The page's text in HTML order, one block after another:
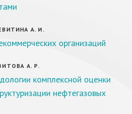
А. И.
организаций
А. Р.
комплексной оценки
нефтегазовых